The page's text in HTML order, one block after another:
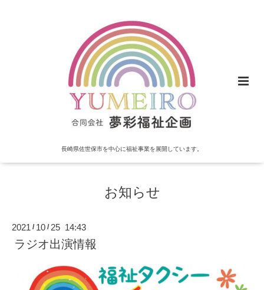
長崎県佐世保市を中心に福祉事業を展開しています。
お知らせ
2021 / 10 / 25 14:43
ラジオ出演情報